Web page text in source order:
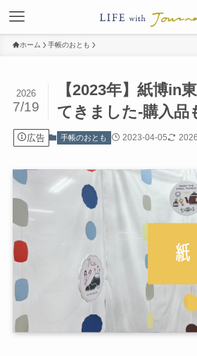
ホーム 手帳のおとも
【2023年】紙博in
てきました-購入品
2026
7/19
広告 手帳のおとも 2023-04-05